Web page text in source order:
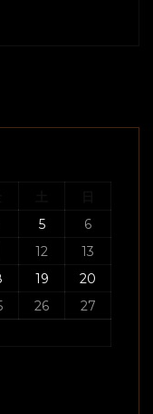
5
6
12
13
19
20
26
27